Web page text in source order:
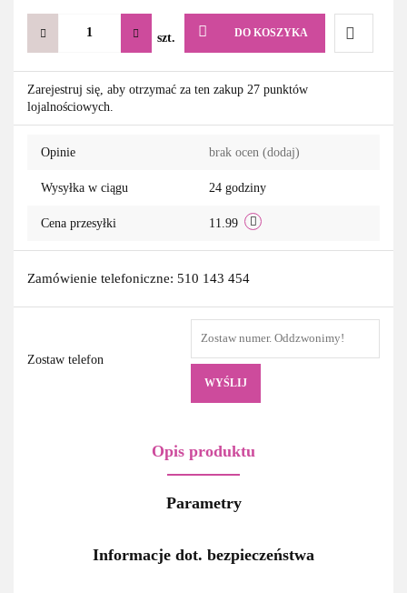
szt. DO KOSZYKA
Do
Zarejestruj się, aby otrzymać za ten zakup 27 punktów
lojalnościowych.
Opinie brak ocen (dodaj)
Wysyłka w ciągu 24 godziny
Cena przesyłki 11.99
Zamówienie telefoniczne: 510 143 454
Zostaw telefon
WYŚLIJ
Opis produktu
Parametry
Informacje dot. bezpieczeństwa